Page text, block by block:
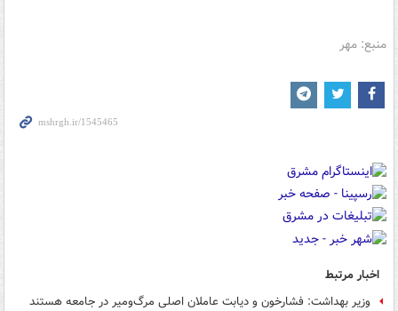
منبع: مهر
اخبار مرتبط
وزیر بهداشت: فشارخون و دیابت عاملان اصلی مرگ‌ومیر در جامعه هستند